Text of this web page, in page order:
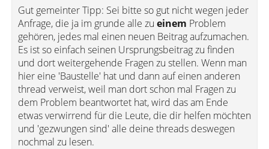
Gut gemeinter Tipp: Sei bitte so gut nicht wegen jeder
Anfrage, die ja im grunde alle zu einem Problem
gehören, jedes mal einen neuen Beitrag aufzumachen.
Es ist so einfach seinen Ursprungsbeitrag zu finden
und dort weitergehende Fragen zu stellen. Wenn man
hier eine 'Baustelle' hat und dann auf einen anderen
thread verweist, weil man dort schon mal Fragen zu
dem Problem beantwortet hat, wird das am Ende
etwas verwirrend für die Leute, die dir helfen möchten
und 'gezwungen sind' alle deine threads deswegen
nochmal zu lesen.